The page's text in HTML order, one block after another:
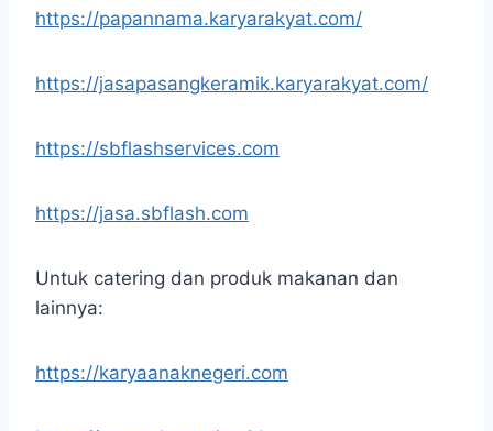
https://papannama.karyarakyat.com/
https://jasapasangkeramik.karyarakyat.com/
https://sbflashservices.com
https://jasa.sbflash.com
Untuk catering dan produk makanan dan
lainnya:
https://karyaanaknegeri.com